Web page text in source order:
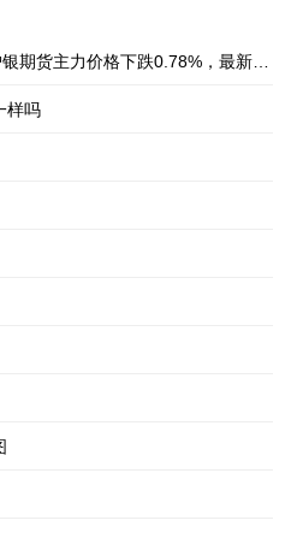
期货主力价格下跌0.78%，最新报
样吗